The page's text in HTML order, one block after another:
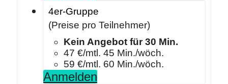
4er-Gruppe
(Preise pro Teilnehmer)
Kein Angebot für 30 Min.
47 €/mtl. 45 Min./wöch.
59 €/mtl. 60 Min./wöch.
Anmelden